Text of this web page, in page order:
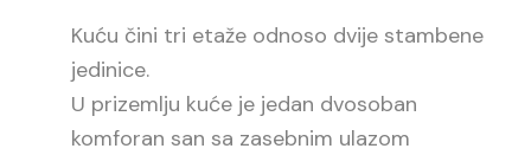
Kuću čini tri etaže odnoso dvije stambene
jedinice.
U prizemlju kuće je jedan dvosoban
komforan san sa zasebnim ulazom